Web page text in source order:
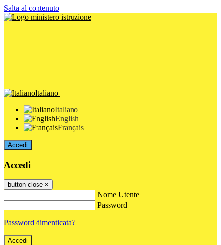
Salta al contenuto
Italiano
Italiano
English
Français
Accedi
Accedi
button close ×
Nome Utente
Password
Password dimenticata?